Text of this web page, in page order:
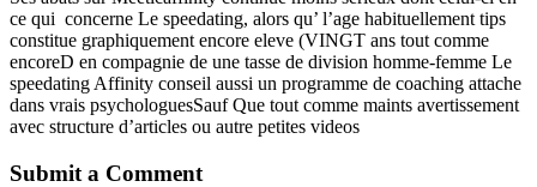
ce qui concerne Le speedating, alors qu’ l’age habituellement tips
constitue graphiquement encore eleve (VINGT ans tout comme
encoreD en compagnie de une tasse de division homme-femme Le
speedating Affinity conseil aussi un programme de coaching attache
dans vrais psychologuesSauf Que tout comme maints avertissement
avec structure d’articles ou autre petites videos
Submit a Comment